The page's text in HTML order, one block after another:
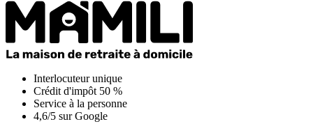
Interlocuteur unique
Crédit d'impôt 50 %
Service à la personne
4,6/5 sur Google